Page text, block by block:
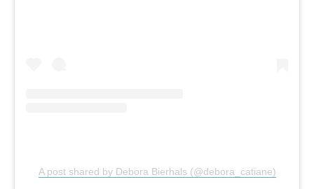
A post shared by Debora Bierhals (@debora_catiane)